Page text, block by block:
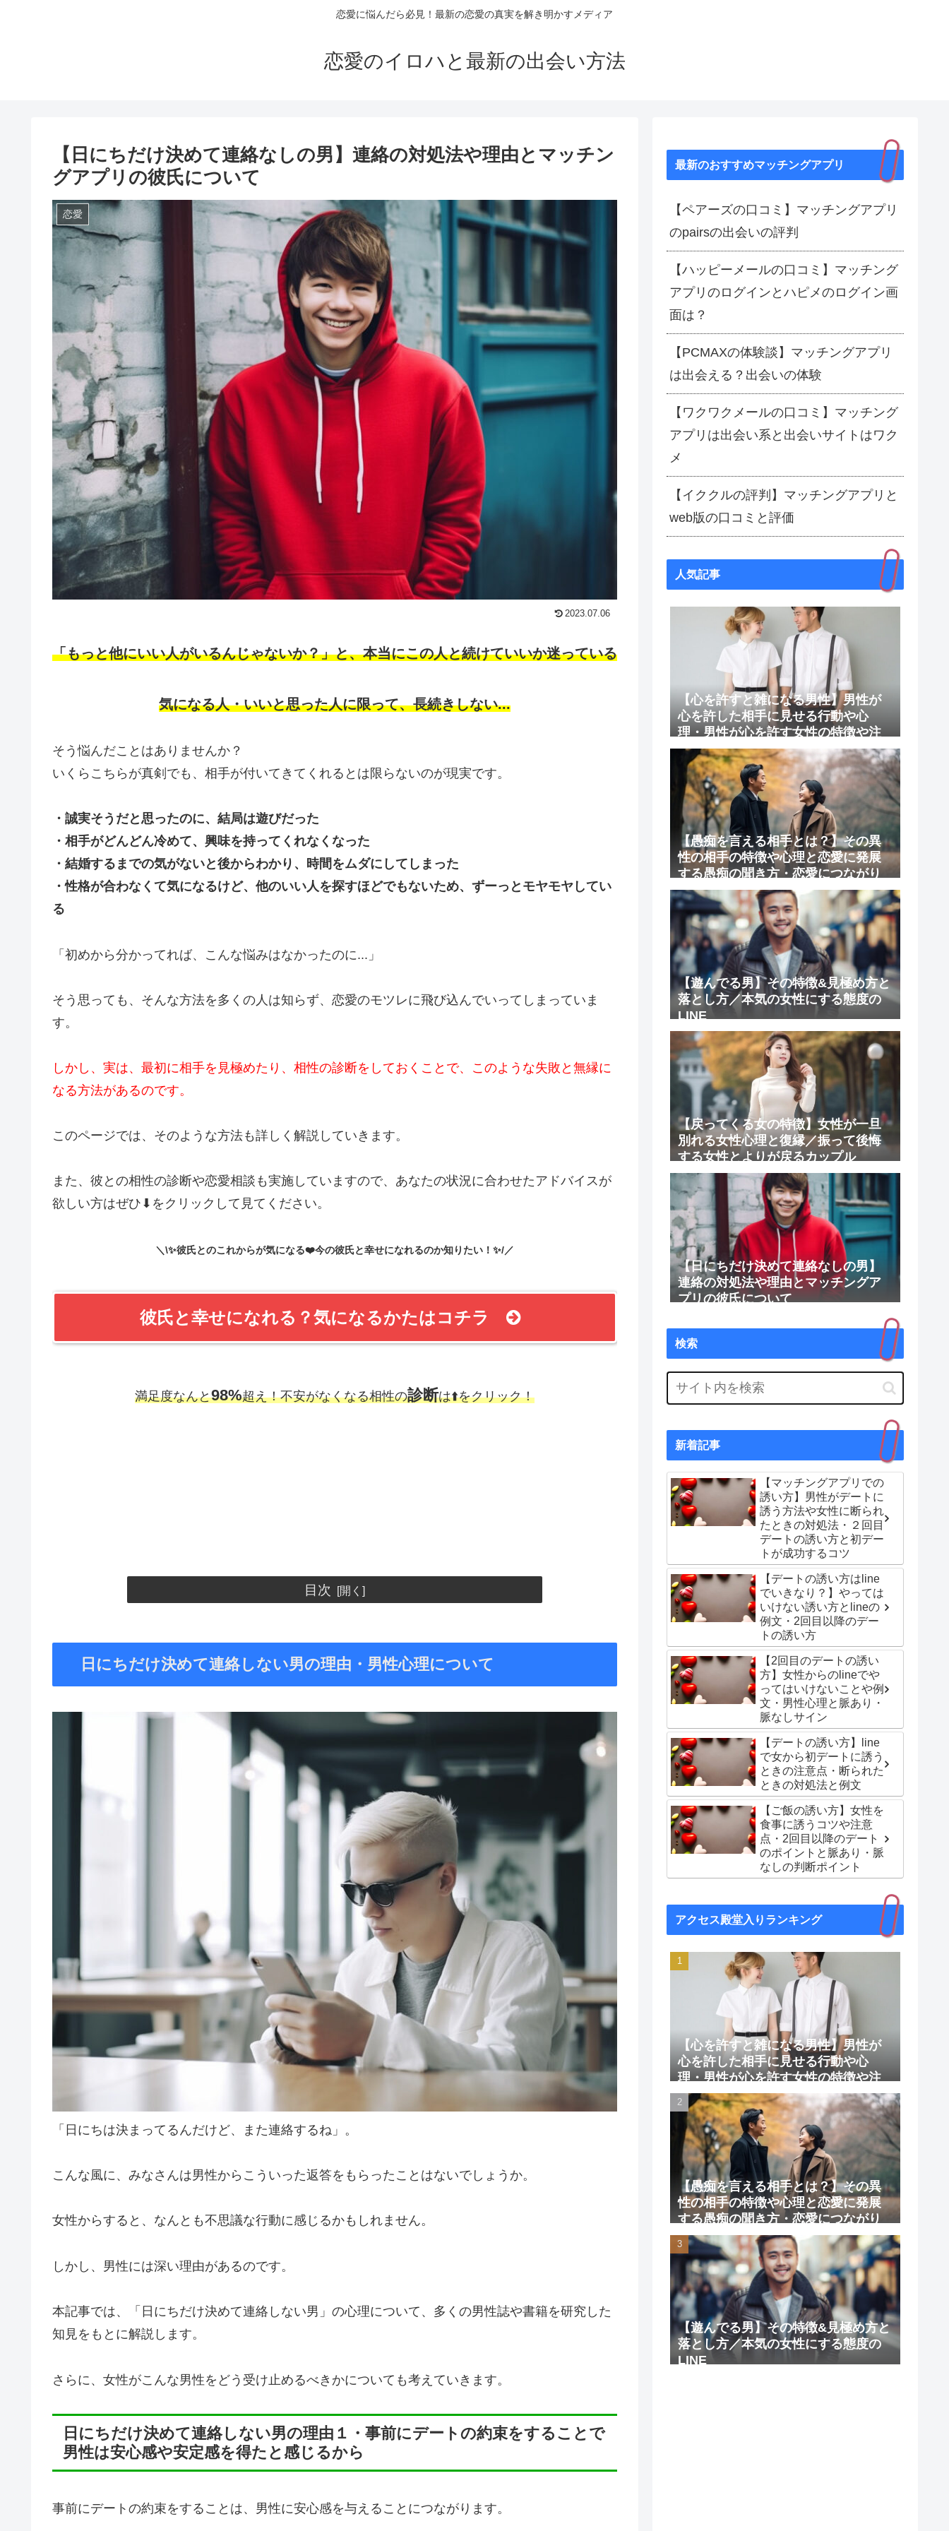
恋愛に悩んだら必見！最新の恋愛の真実を解き明かすメディア
恋愛のイロハと最新の出会い方法
【日にちだけ決めて連絡なしの男】連絡の対処法や理由とマッチン
グアプリの彼氏について
恋愛
2023.07.06
＼\✨彼氏とのこれからが気になる❤️今の彼氏と幸せになれるのか知りたい！✨/／
彼氏と幸せになれる？気になるかたはコチラ
満足度なんと98%超え！不安がなくなる相性の診断は⬆️をクリック！
目次
日にちだけ決めて連絡しない男の理由・男性心理について
「日にちは決まってるんだけど、また連絡するね」。
こんな風に、みなさんは男性からこういった返答をもらったことはないでしょうか。
女性からすると、なんとも不思議な行動に感じるかもしれません。
しかし、男性には深い理由があるのです。
本記事では、「日にちだけ決めて連絡しない男」の心理について、多くの男性誌や書籍を研究した
知見をもとに解説します。
さらに、女性がこんな男性をどう受け止めるべきかについても考えていきます。
日にちだけ決めて連絡しない男の理由１・事前にデートの約束をすることで
男性は安心感や安定感を得たと感じるから
事前にデートの約束をすることは、男性に安心感を与えることにつながります。
最新のおすすめマッチングアプリ
【ペアーズの口コミ】マッチングアプリ
のpairsの出会いの評判
【ハッピーメールの口コミ】マッチング
アプリのログインとハピメのログイン画
面は？
【PCMAXの体験談】マッチングアプリ
は出会える？出会いの体験
【ワクワクメールの口コミ】マッチング
アプリは出会い系と出会いサイトはワク
メ
【イククルの評判】マッチングアプリと
web版の口コミと評価
人気記事
【心を許すと雑になる男性】男性が
心を許した相手に見せる行動や心
理・男性が心を許す女性の特徴や注
意点
【愚痴を言える相手とは？】その異
性の相手の特徴や心理と恋愛に発展
する愚痴の聞き方・恋愛につながり
やすい理由
【遊んでる男】その特徴&見極め方と
落とし方／本気の女性にする態度の
LINE
【戻ってくる女の特徴】女性が一旦
別れる女性心理と復縁／振って後悔
する女性とよりが戻るカップル
【日にちだけ決めて連絡なしの男】
連絡の対処法や理由とマッチングア
プリの彼氏について
検索
新着記事
【マッチングアプリでの
誘い方】男性がデートに
誘う方法や女性に断られ
たときの対処法・２回目
デートの誘い方と初デー
トが成功するコツ
【デートの誘い方はline
でいきなり？】やっては
いけない誘い方とlineの
例文・2回目以降のデー
トの誘い方
【2回目のデートの誘い
方】女性からのlineでや
ってはいけないことや例
文・男性心理と脈あり・
脈なしサイン
【デートの誘い方】line
で女から初デートに誘う
ときの注意点・断られた
ときの対処法と例文
【ご飯の誘い方】女性を
食事に誘うコツや注意
点・2回目以降のデート
のポイントと脈あり・脈
なしの判断ポイント
アクセス殿堂入りランキング
【心を許すと雑になる男性】男性が
心を許した相手に見せる行動や心
理・男性が心を許す女性の特徴や注
意点
【愚痴を言える相手とは？】その異
性の相手の特徴や心理と恋愛に発展
する愚痴の聞き方・恋愛につながり
やすい理由
【遊んでる男】その特徴&見極め方と
落とし方／本気の女性にする態度の
LINE